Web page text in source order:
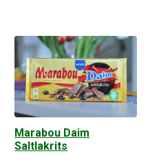
Marabou Daim
Saltlakrits